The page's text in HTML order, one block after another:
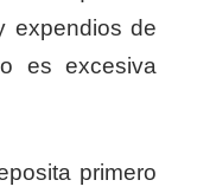
expendios de
es excesiva
primero